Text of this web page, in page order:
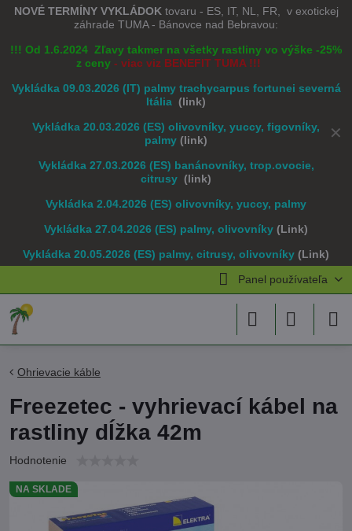
✕
NOVÉ TERMÍNY VYKLÁDOK tovaru - ES, IT, NL, FR, v exotickej
záhrade TUMA - Bánovce nad Bebravou:
!!! Od 1.6.2024 Zľavy takmer na všetky rastliny vo výške -25%
z ceny - viac viz BENEFIT TUMA !!!
Vykládka 09.03.2026 (IT) palmy trachycarpus fortunei severná
Itália (link)
Vykládka 20.03.2026 (ES) olivovníky, yuccy, figovníky,
palmy (link)
Vykládka 27.03.2026 (ES) banánovníky, trop.ovocie,
citrusy (link)
Vykládka 2.04.2026 (ES) olivovníky, yuccy, palmy
Vykládka 27.04.2026 (ES) palmy, olivovníky (Link)
Vykládka 20.05.2026 (ES) palmy, citrusy, olivovníky (Link)
Panel používateľa
NA SKLADE
Ohrievacie káble
Freezetec - vyhrievací kábel na
rastliny dĺžka 42m
Hodnotenie